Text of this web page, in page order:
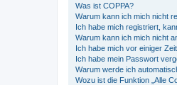
Was ist COPPA?
Warum kann ich mich nicht
Ich habe mich registriert,
Warum kann ich mich nicht
Ich habe mich vor einiger
Ich habe mein Passwort
Warum werde ich
Wozu ist die Funktion „Alle